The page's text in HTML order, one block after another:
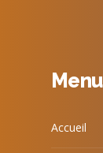
Menu
Accueil